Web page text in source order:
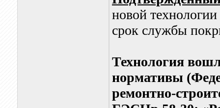
новой
срок службы
Технология
нормативы
ремонтно-